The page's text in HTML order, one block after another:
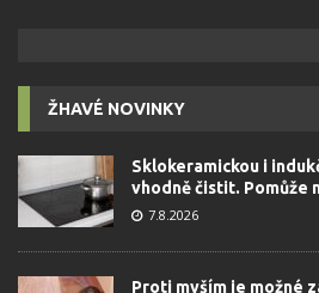
ŽHAVÉ NOVINKY
Sklokeramickou i
vhodně čistit. Pomůže
7.8.2026
Proti myším je možné